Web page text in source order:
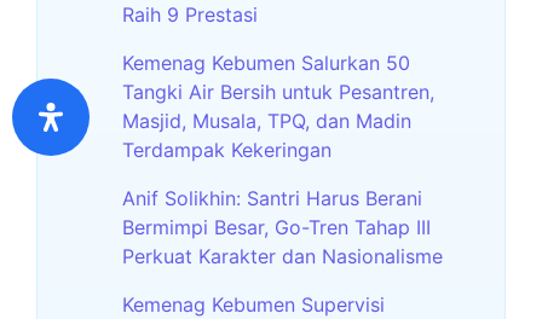
Raih 9 Prestasi
Kemenag Kebumen Salurkan 50
Tangki Air Bersih untuk Pesantren,
Masjid, Musala, TPQ, dan Madin
Terdampak Kekeringan
Anif Solikhin: Santri Harus Berani
Bermimpi Besar, Go-Tren Tahap III
Perkuat Karakter dan Nasionalisme
Kemenag Kebumen Supervisi